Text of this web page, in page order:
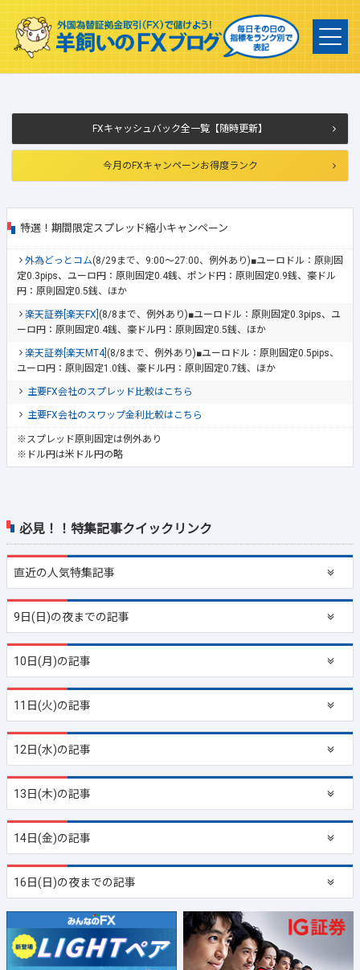
FXキャッシュバック全一覧【随時更新】
今月のFXキャンペーンお得度ランク
特選！期間限定スプレッド縮小キャンペーン
外為どっとコム(8/29まで、9:00～27:00、例外あり)■ユーロドル：原則固
定0.3pips、ユーロ円：原則固定0.4銭、ポンド円：原則固定0.9銭、豪ドル
円：原則固定0.5銭、ほか
楽天証券[楽天FX] (8/8まで、例外あり)■ユーロドル：原則固定0.3pips、ユ
ーロ円：原則固定0.4銭、豪ドル円：原則固定0.5銭、ほか
楽天証券[楽天MT4] (8/8まで、例外あり)■ユーロドル：原則固定0.5pips、
ユーロ円：原則固定1.0銭、豪ドル円：原則固定0.7銭、ほか
主要FX会社のスプレッド比較はこちら
主要FX会社のスワップ金利比較はこちら
※スプレッド原則固定は例外あり
※ドル円は米ドル円の略
必見！！特集記事クイックリンク
直近の人気特集記事
9日(日)の夜までの記事
10日(月)の記事
11日(火)の記事
12日(水)の記事
13日(木)の記事
14日(金)の記事
16日(日)の夜までの記事